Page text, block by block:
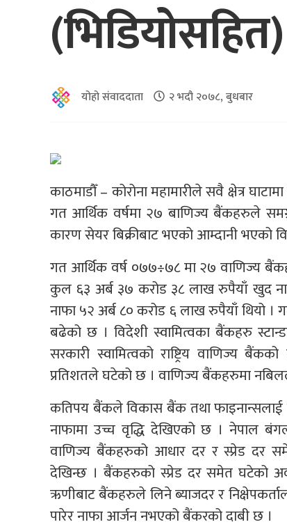
(भिडियोसहित)
योहो संवाददाता २ भदौ २०७८, बुधबार
काठमाडौँ – कोरोना महामारीले सवै क्षेत्र
गत आर्थिक वर्षमा २७ बाणिज्य बैंकहरुले
कारण सेयर बिक्रीबाट भएको आम्दानी भएको
गत आर्थिक वर्ष ०७७÷७८ मा २७ वाणिज्य
कुल ६३ अर्ब ३७ करोड ३८ लाख रुपैयाँ खुद
नाफा ५२ अर्ब ८० करोड ६ लाख रुपैयाँ थियो
बढेको छ । विदेशी स्वामित्वका बैंकहरु
सरकारी स्वामित्वको राष्ट्रिय वाणिज्य
प्रतिशतले घटेको छ । वाणिज्य बैंकहरुमा
कतिपय बैंकले विकास बैंक तथा फाइनान्सलाई
नाफामा उच्च वृद्धि देखिएको छ । नेपाल
वाणिज्य बैंकहरुको आधार दर र स्प्रेड दर
देखिन्छ । बैंकहरुको स्प्रेड दर समेत घटेको
ऋणीबाट बैंकहरुले लिने ब्याजदर र
पारेर नाफा आर्जन नभएको बैंकरको दाबी छ ।